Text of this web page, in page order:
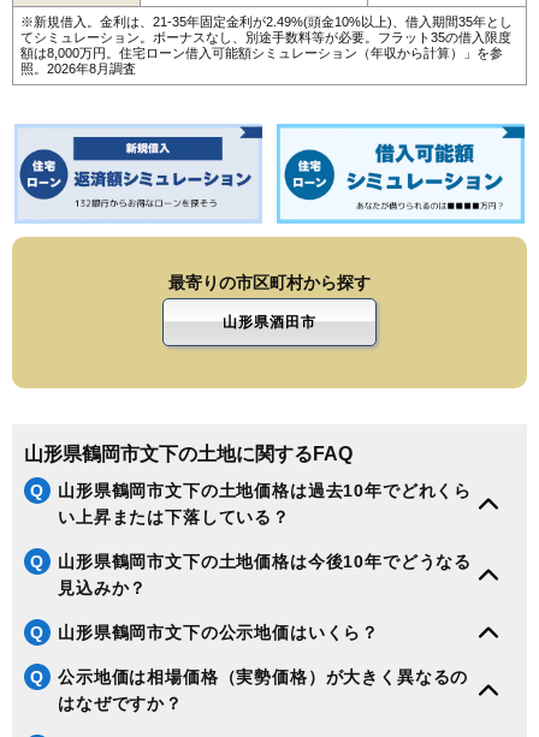
※新規借入。金利は、21-35年固定金利が2.49%(頭金10%以上)、借入期間35年とし
てシミュレーション。ボーナスなし、別途手数料等が必要。フラット35の借入限度
額は8,000万円。 住宅ローン借入可能額シミュレーション（年収から計算）
」を参
照。2026年8月調査
最寄りの市区町村から探す
山形県酒田市
山形県鶴岡市文下の土地に関するFAQ
Q
山形県鶴岡市文下の土地価格は過去10年でどれくら
い上昇または下落している？
Q
山形県鶴岡市文下の土地価格は今後10年でどうなる
見込みか？
Q 山形県鶴岡市文下の公示地価はいくら？
Q
公示地価は相場価格（実勢価格）が大きく異なるの
はなぜですか？